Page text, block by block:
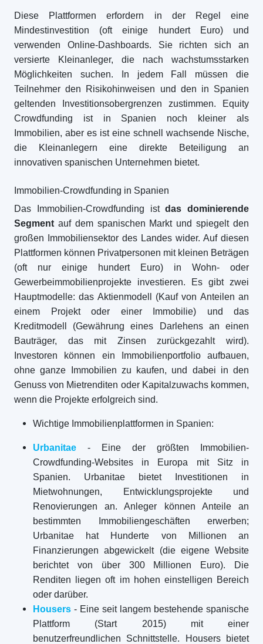
Diese Plattformen erfordern in der Regel eine
Mindestinvestition (oft einige hundert Euro) und
verwenden Online-Dashboards. Sie richten sich an
versierte Kleinanleger, die nach wachstumsstarken
Möglichkeiten suchen. In jedem Fall müssen die
Teilnehmer den Risikohinweisen und den in Spanien
geltenden Investitionsobergrenzen zustimmen. Equity
Crowdfunding ist in Spanien noch kleiner als
Immobilien, aber es ist eine schnell wachsende Nische,
die Kleinanlegern eine direkte Beteiligung an
innovativen spanischen Unternehmen bietet.
Immobilien-Crowdfunding in Spanien
Das Immobilien-Crowdfunding istdas dominierende
Segment auf dem spanischen Markt und spiegelt den
großen Immobiliensektor des Landes wider. Auf diesen
Plattformen können Privatpersonen mit kleinen Beträgen
(oft nur einige hundert Euro) in Wohn- oder
Gewerbeimmobilienprojekte investieren. Es gibt zwei
Hauptmodelle: das Aktienmodell (Kauf von Anteilen an
einem Projekt oder einer Immobilie) und das
Kreditmodell (Gewährung eines Darlehens an einen
Bauträger, das mit Zinsen zurückgezahlt wird).
Investoren können ein Immobilienportfolio aufbauen,
ohne ganze Immobilien zu kaufen, und dabei in den
Genuss von Mietrenditen oder Kapitalzuwachs kommen,
wenn die Projekte erfolgreich sind.
Wichtige Immobilienplattformen in Spanien:
Urbanitae - Eine der größten Immobilien-
Crowdfunding-Websites in Europa mit Sitz in
Spanien. Urbanitae bietet Investitionen in
Mietwohnungen, Entwicklungsprojekte und
Renovierungen an. Anleger können Anteile an
bestimmten Immobiliengeschäften erwerben;
Urbanitae hat Hunderte von Millionen an
Finanzierungen abgewickelt (die eigene Website
berichtet von über 300 Millionen Euro). Die
Renditen liegen oft im hohen einstelligen Bereich
oder darüber.
Housers - Eine seit langem bestehende spanische
Plattform (Start 2015) mit einer
benutzerfreundlichen Schnittstelle. Housers bietet